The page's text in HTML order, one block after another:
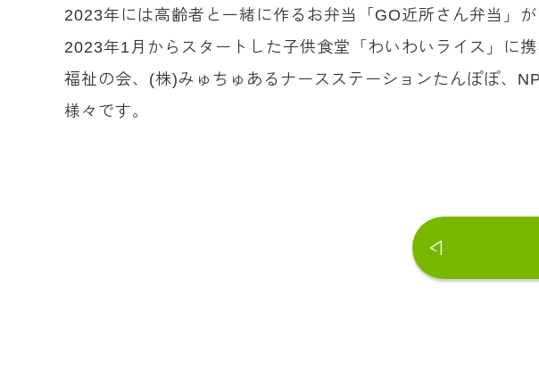
2023年には高齢者と一緒に作るお弁当「GO近所さん弁当」
2023年1月からスタートした子供食堂「わいわいライス」に
福祉の会、(株)みゅちゅあるナースステーションたんぽぽ、
様々です。